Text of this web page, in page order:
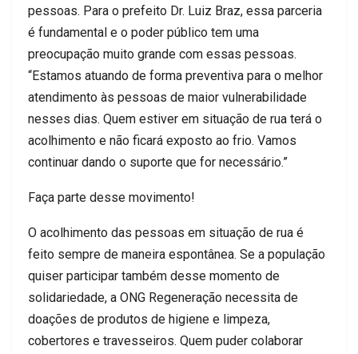
pessoas. Para o prefeito Dr. Luiz Braz, essa parceria
é fundamental e o poder público tem uma
preocupação muito grande com essas pessoas.
“Estamos atuando de forma preventiva para o melhor
atendimento às pessoas de maior vulnerabilidade
nesses dias. Quem estiver em situação de rua terá o
acolhimento e não ficará exposto ao frio. Vamos
continuar dando o suporte que for necessário.”
Faça parte desse movimento!
O acolhimento das pessoas em situação de rua é
feito sempre de maneira espontânea. Se a população
quiser participar também desse momento de
solidariedade, a ONG Regeneração necessita de
doações de produtos de higiene e limpeza,
cobertores e travesseiros. Quem puder colaborar